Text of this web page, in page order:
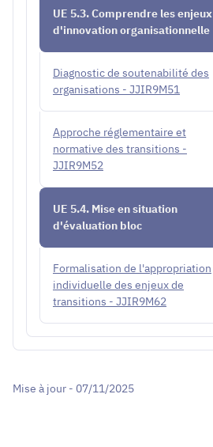
UE 5.3. Comprendre les enjeux
d'innovation organisationnelle
Diagnostic de soutenabilité des
organisations - JJIR9M51
Approche réglementaire et
normative des transitions -
JJIR9M52
UE 5.4. Mise en situation
d'évaluation bloc
Formalisation de l'appropriation
individuelle des enjeux de
transitions - JJIR9M62
Mise à jour - 07/11/2025